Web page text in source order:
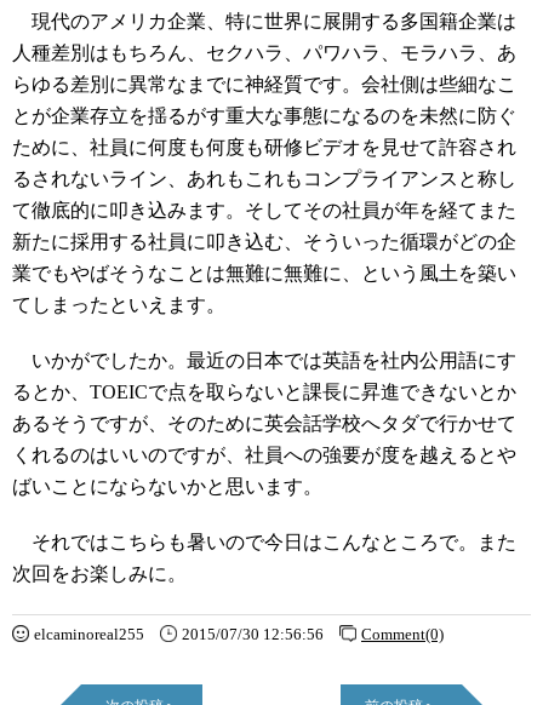
現代のアメリカ企業、特に世界に展開する多国籍企業は
人種差別はもちろん、セクハラ、パワハラ、モラハラ、あ
らゆる差別に異常なまでに神経質です。会社側は些細なこ
とが企業存立を揺るがす重大な事態になるのを未然に防ぐ
ために、社員に何度も何度も研修ビデオを見せて許容され
るされないライン、あれもこれもコンプライアンスと称し
て徹底的に叩き込みます。そしてその社員が年を経てまた
新たに採用する社員に叩き込む、そういった循環がどの企
業でもやばそうなことは無難に無難に、という風土を築い
てしまったといえます。
いかがでしたか。最近の日本では英語を社内公用語にす
るとか、TOEICで点を取らないと課長に昇進できないとか
あるそうですが、そのために英会話学校へタダで行かせて
くれるのはいいのですが、社員への強要が度を越えるとや
ばいことにならないかと思います。
それではこちらも暑いので今日はこんなところで。また
次回をお楽しみに。
elcaminoreal255 2015/07/30 12:56:56 Comment(0)